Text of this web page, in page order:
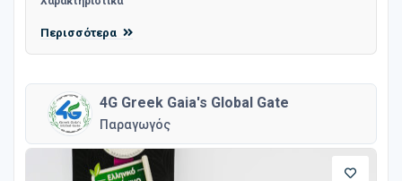
Περισσότερα
4G Greek Gaia's Global Gate
Παραγωγός